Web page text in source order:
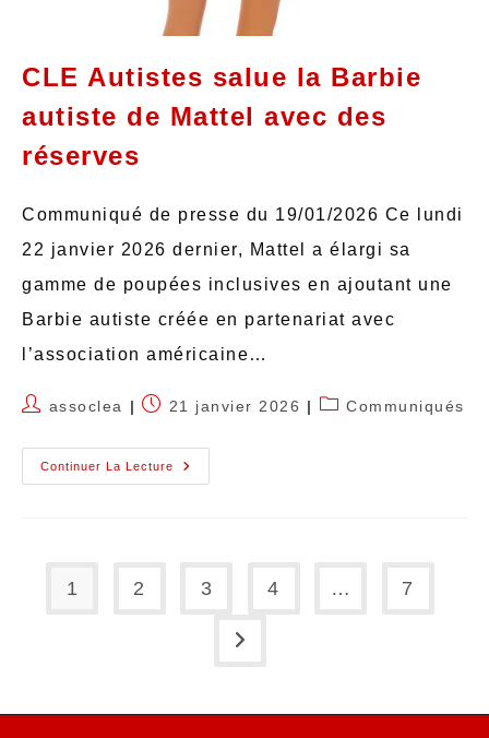
CLE Autistes salue la Barbie
autiste de Mattel avec des
réserves
Communiqué de presse du 19/01/2026 Ce lundi
22 janvier 2026 dernier, Mattel a élargi sa
gamme de poupées inclusives en ajoutant une
Barbie autiste créée en partenariat avec
l’association américaine…
assoclea 21 janvier 2026 Communiqués
Continuer La Lecture
1 2 3 4 … 7